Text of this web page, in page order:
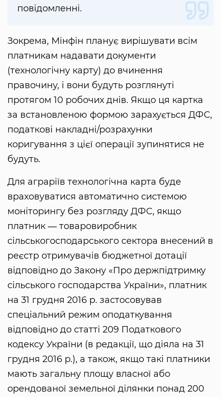
повідомленні.
Зокрема, Мінфін планує вирішувати всім
платникам надавати документи
(технологічну карту) до вчинення
правочину, і вони будуть розглянуті
протягом 10 робочих днів. Якщо ця картка
за встановленою формою зарахується ДФС,
податкові накладні/розрахунки
коригування з цієї операції зупинятися не
будуть.
Для аграріїв технологічна карта буде
враховуватися автоматично системою
моніторингу без розгляду ДФС, якщо
платник ― товаровиробник
сільськогосподарського сектора внесений в
реєстр отримувачів бюджетної дотації
відповідно до Закону «Про держпідтримку
сільського господарства України», платник
на 31 грудня 2016 р. застосовував
спеціальний режим оподаткування
відповідно до статті 209 Податкового
кодексу України (в редакції, що діяла на 31
грудня 2016 р.), а також, якщо такі платники
мають загальну площу власної або
орендованої земельної ділянки понад 200